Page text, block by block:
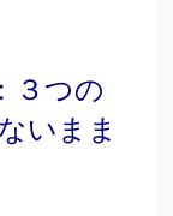
３つの
いまま